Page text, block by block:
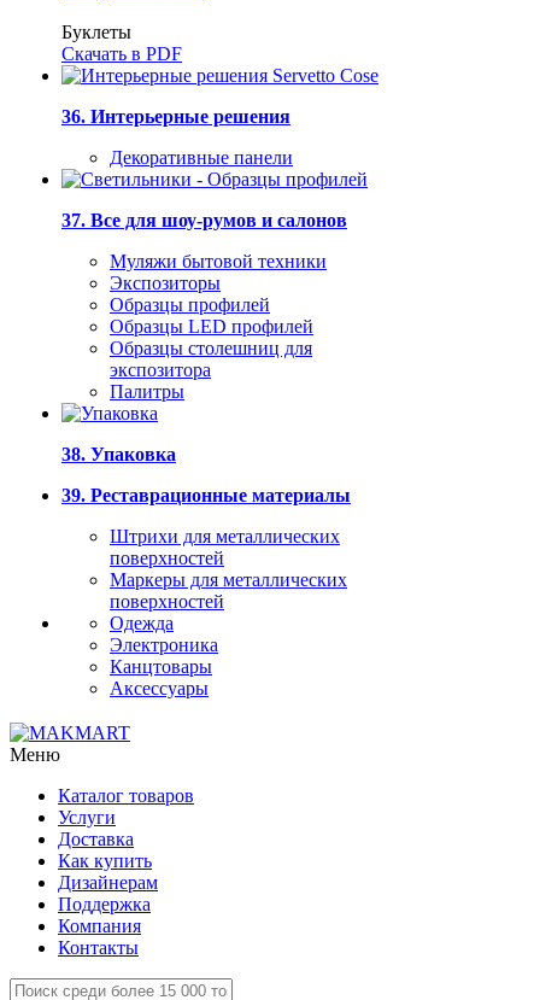
Буклеты
Скачать в PDF
36. Интерьерные решения
Декоративные панели
37. Все для шоу-румов и салонов
Муляжи бытовой техники
Экспозиторы
Образцы профилей
Образцы LED профилей
Образцы столешниц для
экспозитора
Палитры
38. Упаковка
39. Реставрационные материалы
Штрихи для металлических
поверхностей
Маркеры для металлических
поверхностей
Одежда
Электроника
Канцтовары
Аксессуары
Меню
Каталог товаров
Услуги
Доставка
Как купить
Дизайнерам
Поддержка
Компания
Контакты